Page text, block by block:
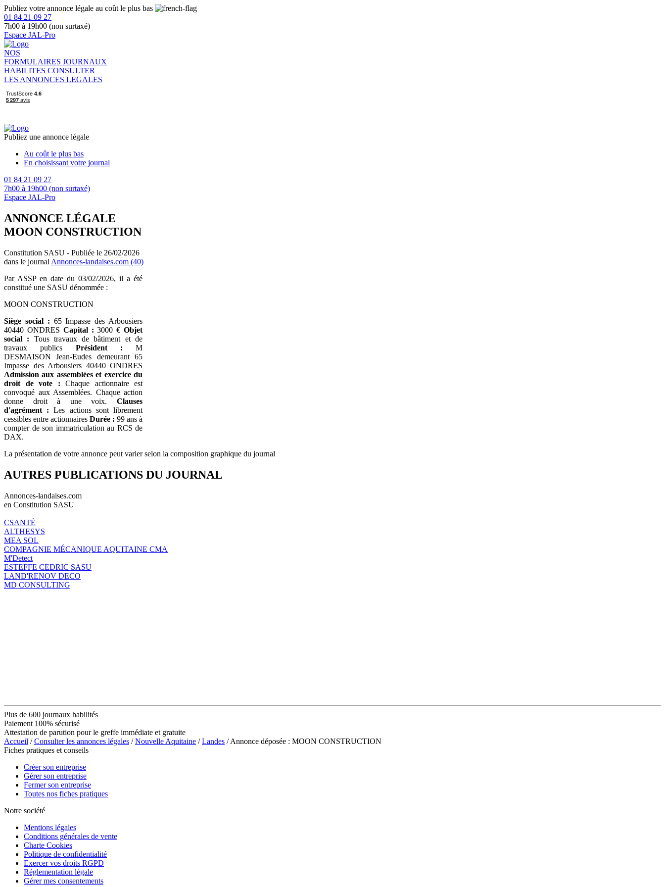
Publiez votre annonce légale au coût le plus bas
01 84 21 09 27
7h00 à 19h00 (non surtaxé)
Espace JAL-Pro
NOS
FORMULAIRES JOURNAUX
HABILITES CONSULTER
LES ANNONCES LEGALES
Publiez une annonce légale
Au coût le plus bas
En choisissant votre journal
01 84 21 09 27
7h00 à 19h00 (non surtaxé)
Espace JAL-Pro
ANNONCE LÉGALE
MOON CONSTRUCTION
Constitution SASU - Publiée le 26/02/2026
dans le journal Annonces-landaises.com (40)
Par ASSP en date du 03/02/2026, il a été
constitué une SASU dénommée :
MOON CONSTRUCTION
Siège social : 65 Impasse des Arbousiers
40440 ONDRES Capital : 3000 €Objet
social : Tous travaux de bâtiment et de
travaux publics Président : M
DESMAISON Jean-Eudes demeurant 65
Impasse des Arbousiers 40440 ONDRES
Admission aux assemblées et exercice du
droit de vote : Chaque actionnaire est
convoqué aux Assemblées. Chaque action
donne droit à une voix. Clauses
d'agrément : Les actions sont librement
cessibles entre actionnaires Durée : 99 ans à
compter de son immatriculation au RCS de
DAX.
La présentation de votre annonce peut varier selon la composition graphique du journal
AUTRES PUBLICATIONS DU JOURNAL
Annonces-landaises.com
en Constitution SASU
CSANTÉ
ALTHESYS
MEA SOL
COMPAGNIE MÉCANIQUE AQUITAINE CMA
M'Detect
ESTEFFE CEDRIC SASU
LAND'RENOV DECO
MD CONSULTING
Plus de 600 journaux habilités
Paiement 100% sécurisé
Attestation de parution pour le greffe immédiate et gratuite
Accueil /Consulter les annonces légales /Nouvelle Aquitaine /Landes / Annonce déposée : MOON CONSTRUCTION
Fiches pratiques et conseils
Créer son entreprise
Gérer son entreprise
Fermer son entreprise
Toutes nos fiches pratiques
Notre société
Mentions légales
Conditions générales de vente
Charte Cookies
Politique de confidentialité
Exercer vos droits RGPD
Réglementation légale
Gérer mes consentements